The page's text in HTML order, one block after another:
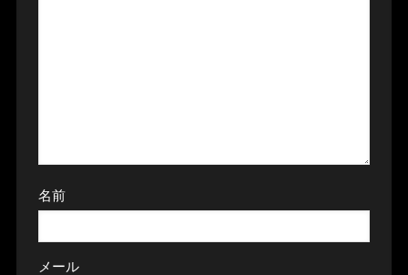
名前
メール